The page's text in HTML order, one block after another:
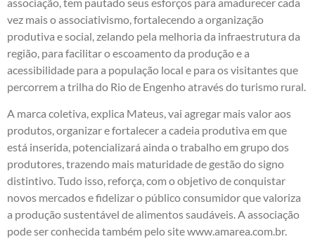
vez mais o associativismo, fortalecendo a organização
produtiva e social, zelando pela melhoria da infraestrutura da
região, para facilitar o escoamento da produção e a
acessibilidade para a população local e para os visitantes que
percorrem a trilha do Rio de Engenho através do turismo rural.
A marca coletiva, explica Mateus, vai agregar mais valor aos
produtos, organizar e fortalecer a cadeia produtiva em que
está inserida, potencializará ainda o trabalho em grupo dos
produtores, trazendo mais maturidade de gestão do signo
distintivo. Tudo isso, reforça, com o objetivo de conquistar
novos mercados e fidelizar o público consumidor que valoriza
a produção sustentável de alimentos saudáveis. A associação
pode ser conhecida também pelo sitewww.amarea.com.br.